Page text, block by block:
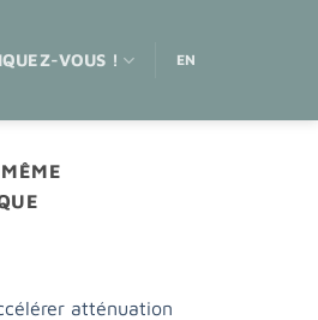
VOUS ! EN
atténuation